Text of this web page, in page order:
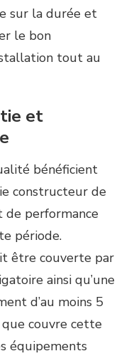
sur la durée et
le bon
tout au
et
bénéficient
constructeur de
de performance
période.
être couverte par
ainsi qu’une
d’au moins 5
que couvre cette
équipements